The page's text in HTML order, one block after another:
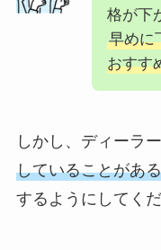
格が下
早めに
おすす
しかし、ディーラ
していることがある
するようにしてくだ